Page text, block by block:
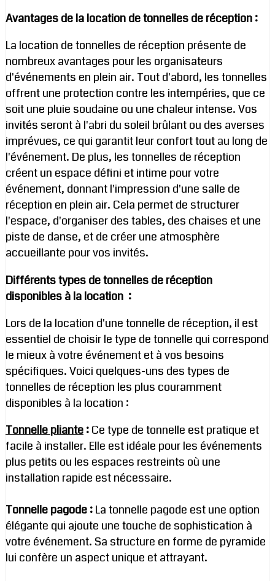
Avantages de la location de tonnelles de réception :
La location de tonnelles de réception présente de
nombreux avantages pour les organisateurs
d'événements en plein air. Tout d'abord, les tonnelles
offrent une protection contre les intempéries, que ce
soit une pluie soudaine ou une chaleur intense. Vos
invités seront à l'abri du soleil brûlant ou des averses
imprévues, ce qui garantit leur confort tout au long de
l'événement. De plus, les tonnelles de réception
créent un espace défini et intime pour votre
événement, donnant l'impression d'une salle de
réception en plein air. Cela permet de structurer
l'espace, d'organiser des tables, des chaises et une
piste de danse, et de créer une atmosphère
accueillante pour vos invités.
Différents types de tonnelles de réception
disponibles à la location :
Lors de la location d'une tonnelle de réception, il est
essentiel de choisir le type de tonnelle qui correspond
le mieux à votre événement et à vos besoins
spécifiques. Voici quelques-uns des types de
tonnelles de réception les plus couramment
disponibles à la location :
Tonnelle pliante:Ce type de tonnelle est pratique et
facile à installer. Elle est idéale pour les événements
plus petits ou les espaces restreints où une
installation rapide est nécessaire.
Tonnelle pagode :La tonnelle pagode est une option
élégante qui ajoute une touche de sophistication à
votre événement. Sa structure en forme de pyramide
lui confère un aspect unique et attrayant.